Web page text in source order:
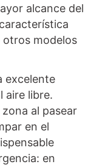
alcance del
otros modelos
excelente
aire libre.
al pasear
en el
en